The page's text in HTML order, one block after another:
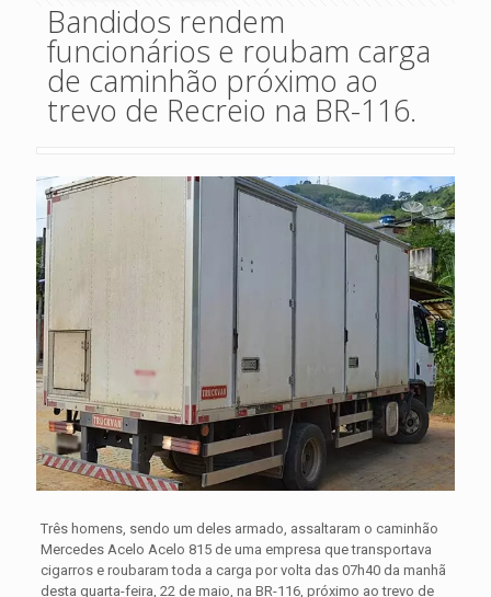
Bandidos rendem
funcionários e roubam carga
de caminhão próximo ao
trevo de Recreio na BR-116.
Três homens, sendo um deles armado, assaltaram o caminhão
Mercedes Acelo Acelo 815 de uma empresa que transportava
cigarros e roubaram toda a carga por volta das 07h40 da manhã
desta quarta-feira, 22 de maio, na BR-116, próximo ao trevo de